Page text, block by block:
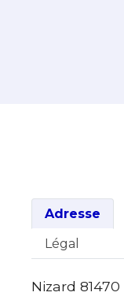
Adresse
Légal
Nizard 81470